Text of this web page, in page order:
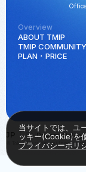
Overview
ABOUT TMIP
TMIP COMMUNITY
PLAN ･ PRICE
JP ENPrivacy Policy
© Tokyo Marunouchi
当サイトでは、ユ
ッキー(Cookie)を
プライバシーポリ